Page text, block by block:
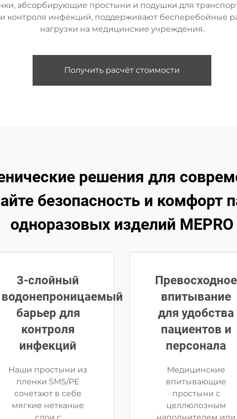
абсорбирующие простыни и подушки для
контроля инфекций, поддерживают бесперебойные
нагрузки на медицинские учреждения.
Получить расчёт стоимости
решения для
безопасность и комфорт
одноразовых изделий MEPRO
3-слойный
водонепроницаемый
барьер для
контроля
инфекций
Наши простыни из
пленки SMS/PE
сочетают в себе
мягкие нетканые
Превосходное
впитывание
для удобства
пациентов и
персонала
Медицинские
впитывающие
простыни с
целлюлозным